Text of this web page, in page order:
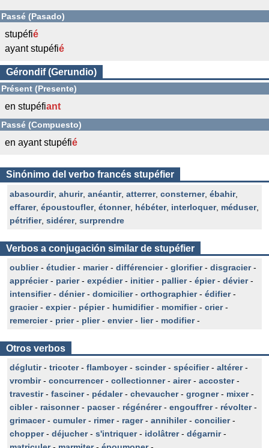
Passé (Pasado)
stupéfié
ayant stupéfié
Gérondif (Gerundio)
Présent (Presente)
en stupéfiant
Passé (Compuesto)
en ayant stupéfié
Sinónimo del verbo francés stupéfier
abasourdir, ahurir, anéantir, atterrer, consterner, ébahir,
effarer, époustoufler, étonner, hébéter, interloquer, méduser,
pétrifier, sidérer, surprendre
Verbos a conjugación similar de stupéfier
oublier- étudier- marier- différencier- glorifier- disgracier-
apprécier- parier- expédier- initier- pallier- épier- dévier-
intensifier- dénier- domicilier- orthographier- édifier-
gracier- expier- pépier- humidifier- momifier- crier-
remercier- prier- plier- envier- lier- modifier-
Otros verbos
déglutir- tricoter- flamboyer- scinder- spécifier- altérer-
vrombir- concurrencer- collectionner- airer- accoster-
travestir- fasciner- pédaler- chevaucher- grogner- mixer-
cibler- raisonner- pacser- régénérer- engouffrer- révolter-
grimacer- cumuler- rimer- rager- annihiler- concilier-
chopper- déjucher- s'intriquer- idolâtrer- dégarnir-